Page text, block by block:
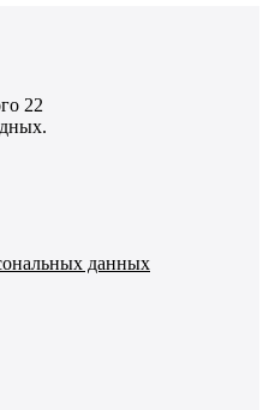
22
данных